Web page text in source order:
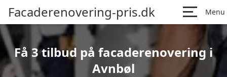
Facaderenovering-pris.dk Menu
Få 3 tilbud på facaderenovering i
Avnbøl